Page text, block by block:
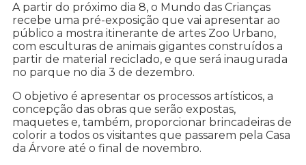
A partir do próximo dia 8, o Mundo das Crianças
recebe uma pré-exposição que vai apresentar ao
público a mostra itinerante de artes Zoo Urbano,
com esculturas de animais gigantes construídos a
partir de material reciclado, e que será inaugurada
no parque no dia 3 de dezembro.
O objetivo é apresentar os processos artísticos, a
concepção das obras que serão expostas,
maquetes e, também, proporcionar brincadeiras de
colorir a todos os visitantes que passarem pela Casa
da Árvore até o final de novembro.